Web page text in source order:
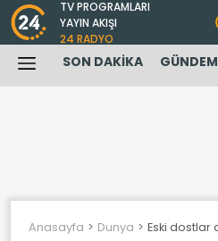
TV PROGRAMLARI
YAYIN AKIŞI
24 RADYO
SON DAKİKA GÜNDEM
Anasayfa Dunya Eski dostlar